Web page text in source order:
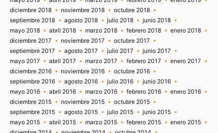
diciembre 2018
noviembre 2018
octubre 2018
septiembre 2018
agosto 2018 julio 2018
junio 2018
mayo 2018
abril 2018 marzo 2018 febrero 2018
enero 2018
diciembre 2017
noviembre 2017
octubre 2017
septiembre 2017
agosto 2017 julio 2017
junio 2017
mayo 2017
abril 2017 marzo 2017 febrero 2017
enero 2017
diciembre 2016
noviembre 2016
octubre 2016
septiembre 2016
agosto 2016 julio 2016
junio 2016
mayo 2016
abril 2016 marzo 2016 febrero 2016
enero 2016
diciembre 2015
noviembre 2015
octubre 2015
septiembre 2015
agosto 2015 julio 2015
junio 2015
mayo 2015
abril 2015 marzo 2015 febrero 2015
enero 2015